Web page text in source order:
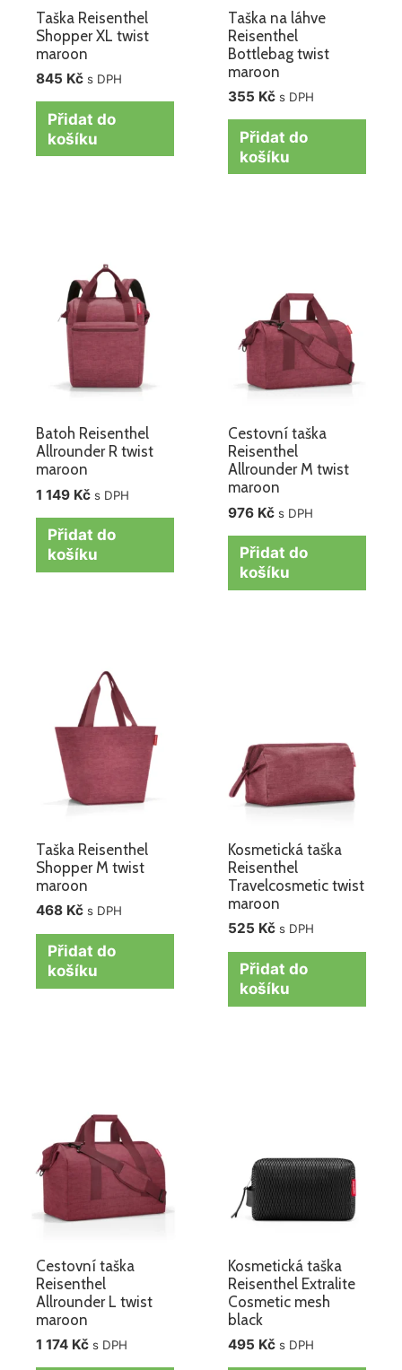
Taška Reisenthel
Shopper XL twist
maroon
845 Kč s DPH
Přidat do
košíku
Taška na láhve
Reisenthel
Bottlebag twist
maroon
355 Kč s DPH
Přidat do
košíku
Batoh Reisenthel
Allrounder R twist
maroon
1 149 Kč s DPH
Přidat do
košíku
Cestovní taška
Reisenthel
Allrounder M twist
maroon
976 Kč s DPH
Přidat do
košíku
Taška Reisenthel
Shopper M twist
maroon
468 Kč s DPH
Přidat do
košíku
Kosmetická taška
Reisenthel
Travelcosmetic twist
maroon
525 Kč s DPH
Přidat do
košíku
Cestovní taška
Reisenthel
Allrounder L twist
maroon
1 174 Kč s DPH
Kosmetická taška
Reisenthel Extralite
Cosmetic mesh
black
495 Kč s DPH